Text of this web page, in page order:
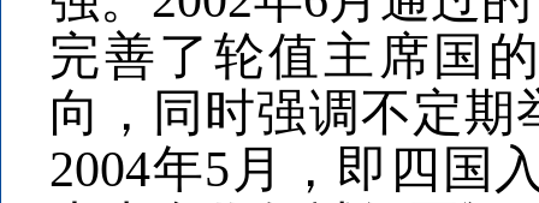
完善了轮值主席国
向，同时强调不定
2004年5月，即四国